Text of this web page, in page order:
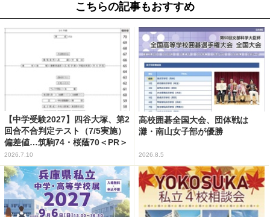
こちらの記事もおすすめ
【中学受験2027】四谷大塚、第2
回合不合判定テスト（7/5実施）
偏差値…筑駒74・桜蔭70＜PR＞
2026.7.10
高校囲碁全国大会、団体戦は
灘・南山女子部が優勝
2026.8.5